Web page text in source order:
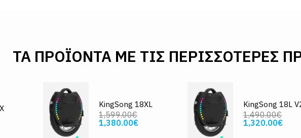
ΤΑ ΠΡΟΪΌΝΤΑ ΜΕ ΤΙΣ ΠΕΡΙΣΣΌΤΕΡΕΣ
KingSong 18XL
1,599.00€
1,380.00€
KingSong 18L
1,490.00€
1,320.00€